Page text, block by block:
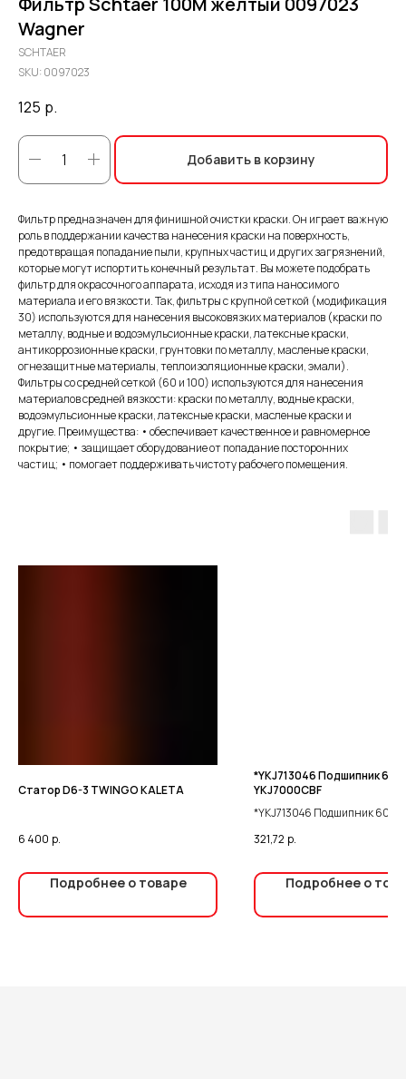
Wagner
SCHTAER
SKU: 0097023
125 р.
Добавить в корзину
Фильтр предназначен для финишной очистки краски. Он играет важную
роль в поддержании качества нанесения краски на поверхность,
предотвращая попадание пыли, крупных частиц и других загрязнений,
которые могут испортить конечный результат. Вы можете подобрать
фильтр для окрасочного аппарата, исходя из типа наносимого
материала и его вязкости. Так, фильтры с крупной сеткой (модификация
30) используются для нанесения высоковязких материалов (краски по
металлу, водные и водоэмульсионные краски, латексные краски,
антикоррозионные краски, грунтовки по металлу, масленые краски,
огнезащитные материалы, теплоизоляционные краски, эмали).
Фильтры со средней сеткой (60 и 100) используются для нанесения
материалов средней вязкости: краски по металлу, водные краски,
водоэмульсионные краски, латексные краски, масленые краски и
другие. Преимущества: • обеспечивает качественное и равномерное
покрытие; • защищает оборудование от попадание посторонних
частиц; • помогает поддерживать чистоту рабочего помещения.
Статор D6-3 TWINGO KALETA
6 400 р.
Подробнее о товаре
*YKJ713046 Подшипник 608
YKJ7000CBF
*YKJ713046 Подшипник 608
321,72 р.
Подробнее о